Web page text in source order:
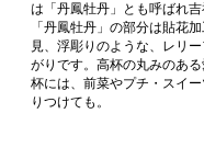
は「丹鳳牡丹」とも呼ばれ
「丹鳳牡丹」の部分は貼花
見、浮彫りのような、レリ
がりです。高杯の丸みのあ
杯には、前菜やプチ・スイ
りつけても。